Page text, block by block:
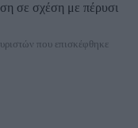
σε σχέση με πέρυσι
που επισκέφθηκε